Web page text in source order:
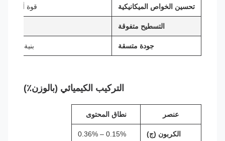
تحسين الخواص الميكانيكية قوة أعلى
التسطيح متفوقة
جودة متسقة بنية
التركيب الكيميائي (بالوزن٪)
عنصر نطاق المحتوى
الكربون (ج) 0.15% – 0.36%